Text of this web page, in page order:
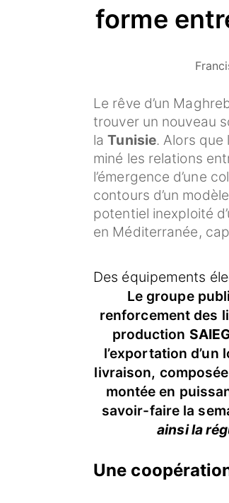
forme
Le rêve d’un
trouver un nouveau
laTunisie. Alors
miné les relations
l’émergence d’une
contours d’un
potentiel inexploité
en Méditerranée,
Des équipements
Le groupe
renforcement des
production
l’exportation
livraison,
montée en
savoir-faire la
ainsi la
Une